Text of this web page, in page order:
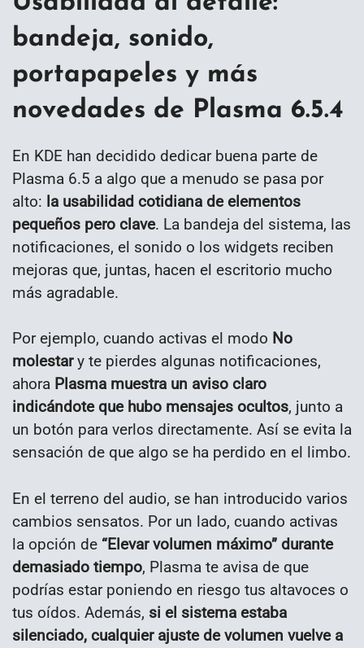
bandeja, sonido,
portapapeles y más
novedades de Plasma 6.5.4
En KDE han decidido dedicar buena parte de
Plasma 6.5 a algo que a menudo se pasa por
alto: la usabilidad cotidiana de elementos
pequeños pero clave. La bandeja del sistema, las
notificaciones, el sonido o los widgets reciben
mejoras que, juntas, hacen el escritorio mucho
más agradable.
Por ejemplo, cuando activas el modo No
molestary te pierdes algunas notificaciones,
ahora Plasma muestra un aviso claro
indicándote que hubo mensajes ocultos, junto a
un botón para verlos directamente. Así se evita la
sensación de que algo se ha perdido en el limbo.
En el terreno del audio, se han introducido varios
cambios sensatos. Por un lado, cuando activas
la opción de “Elevar volumen máximo” durante
demasiado tiempo, Plasma te avisa de que
podrías estar poniendo en riesgo tus altavoces o
tus oídos. Además, si el sistema estaba
silenciado, cualquier ajuste de volumen vuelve a